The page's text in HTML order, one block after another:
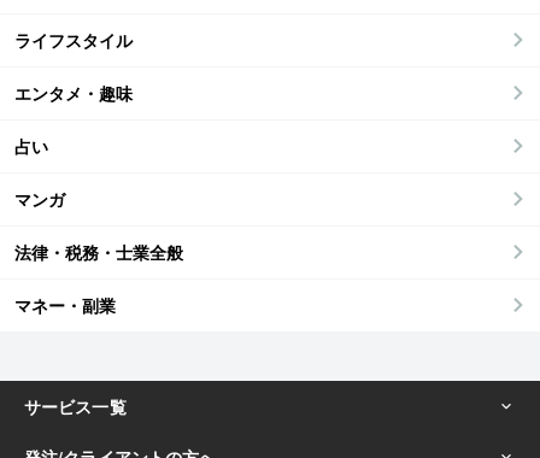
ライフスタイル
エンタメ・趣味
占い
マンガ
法律・税務・士業全般
マネー・副業